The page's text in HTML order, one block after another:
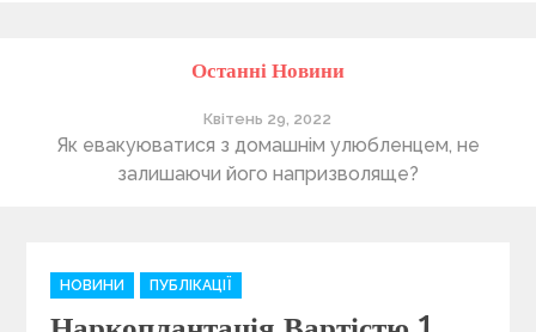
Останні Новини
Квітень 29, 2022
Як евакуюватися з домашнім улюбленцем, не
залишаючи його напризволяще?
C
a
НОВИНИ ПУБЛІКАЦІЇ